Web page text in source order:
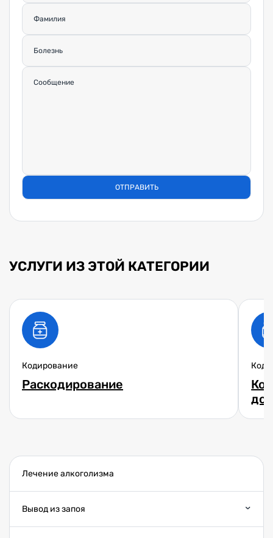
Лечение алкоголизма
Вывод из запоя
УСЛУГИ ИЗ ЭТОЙ КАТЕГОРИИ
Кодирование
Раскодирование